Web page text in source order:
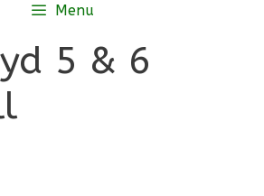
Menu
5 & 6